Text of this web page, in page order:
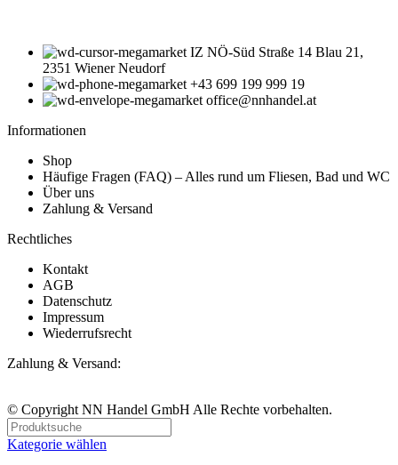
IZ NÖ-Süd Straße 14 Blau 21,
2351 Wiener Neudorf
+43 699 199 999 19
office@nnhandel.at
Informationen
Shop
Häufige Fragen (FAQ) – Alles rund um Fliesen, Bad und WC
Über uns
Zahlung & Versand
Rechtliches
Kontakt
AGB
Datenschutz
Impressum
Wiederrufsrecht
Zahlung & Versand:
© Copyright NN Handel GmbH Alle Rechte vorbehalten.
Kategorie wählen